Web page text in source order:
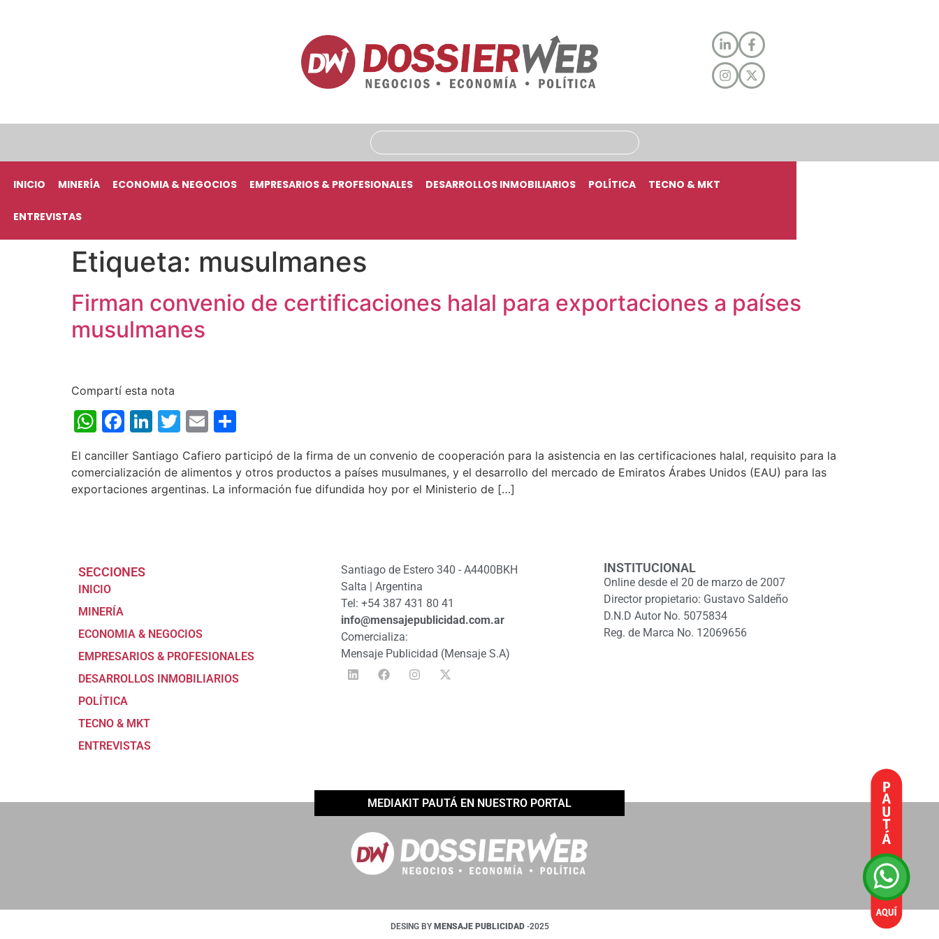
INICIO MINERÍA ECONOMIA & NEGOCIOS EMPRESARIOS & PROFESIONALES DESARROLLOS INMOBILIARIOS POLÍTICA TECNO & MKT
ENTREVISTAS
Etiqueta: musulmanes
Firman convenio de certificaciones halal para exportaciones a países
musulmanes
Compartí esta nota
WhatsApp
Facebook
LinkedIn
Twitter
Email
El canciller Santiago Cafiero participó de la firma de un convenio de cooperación para la asistencia en las certificaciones halal, requisito para la
comercialización de alimentos y otros productos a países musulmanes, y el desarrollo del mercado de Emiratos Árabes Unidos (EAU) para las
exportaciones argentinas. La información fue difundida hoy por el Ministerio de […]
SECCIONES
INICIO
MINERÍA
ECONOMIA & NEGOCIOS
EMPRESARIOS & PROFESIONALES
DESARROLLOS INMOBILIARIOS
POLÍTICA
TECNO & MKT
ENTREVISTAS
Santiago de Estero 340 - A4400BKH
Salta | Argentina
Tel: +54 387 431 80 41
info@mensajepublicidad.com.ar
Comercializa:
Mensaje Publicidad (Mensaje S.A)
INSTITUCIONAL
Online desde el 20 de marzo de 2007
Director propietario: Gustavo Saldeño
D.N.D Autor No. 5075834
Reg. de Marca No. 12069656
MEDIAKIT PAUTÁ EN NUESTRO PORTAL
DESING BY MENSAJE PUBLICIDAD -2025